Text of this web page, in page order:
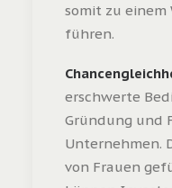
somit zu
führen.
erschwerte
Gründung und
Unternehmen.
von Frauen